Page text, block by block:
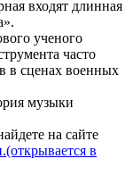
входят длинная
ученого
часто
в сценах военных
музыки
на сайте
(открывается в